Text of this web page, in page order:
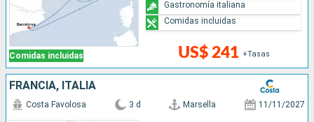
Comidas incluidas US$ 241 +Tasas
Gastronomía italiana
Comidas incluidas
FRANCIA, ITALIA
Costa Favolosa 3 d Marsella 11/11/2027